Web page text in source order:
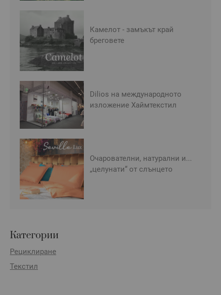
Камелот - замъкът край
бреговете
Dilios на международното
изложение Хаймтекстил
Очарователни, натурални и...
„целунати“ от слънцето
Категории
Рециклиране
Текстил